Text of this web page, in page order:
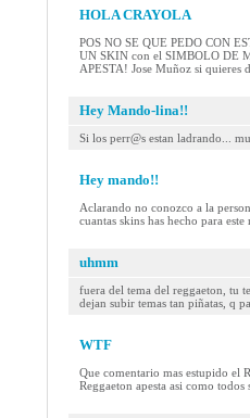
HOLA CRAYOLA
POS NO SE QUE PEDO CON
UN SKIN con el SIMBOLO DE
APESTA! Jose Muñoz si quieres
Hey Mando-lina!!
Si los perr@s estan ladrando...
Hey mando!!
Aclarando no conozco a la
cuantas skins has hecho para
uhmm
fuera del tema del reggaeton, tu
dejan subir temas tan piñatas, q
WTF
Que comentario mas estupido el
Reggaeton apesta asi como